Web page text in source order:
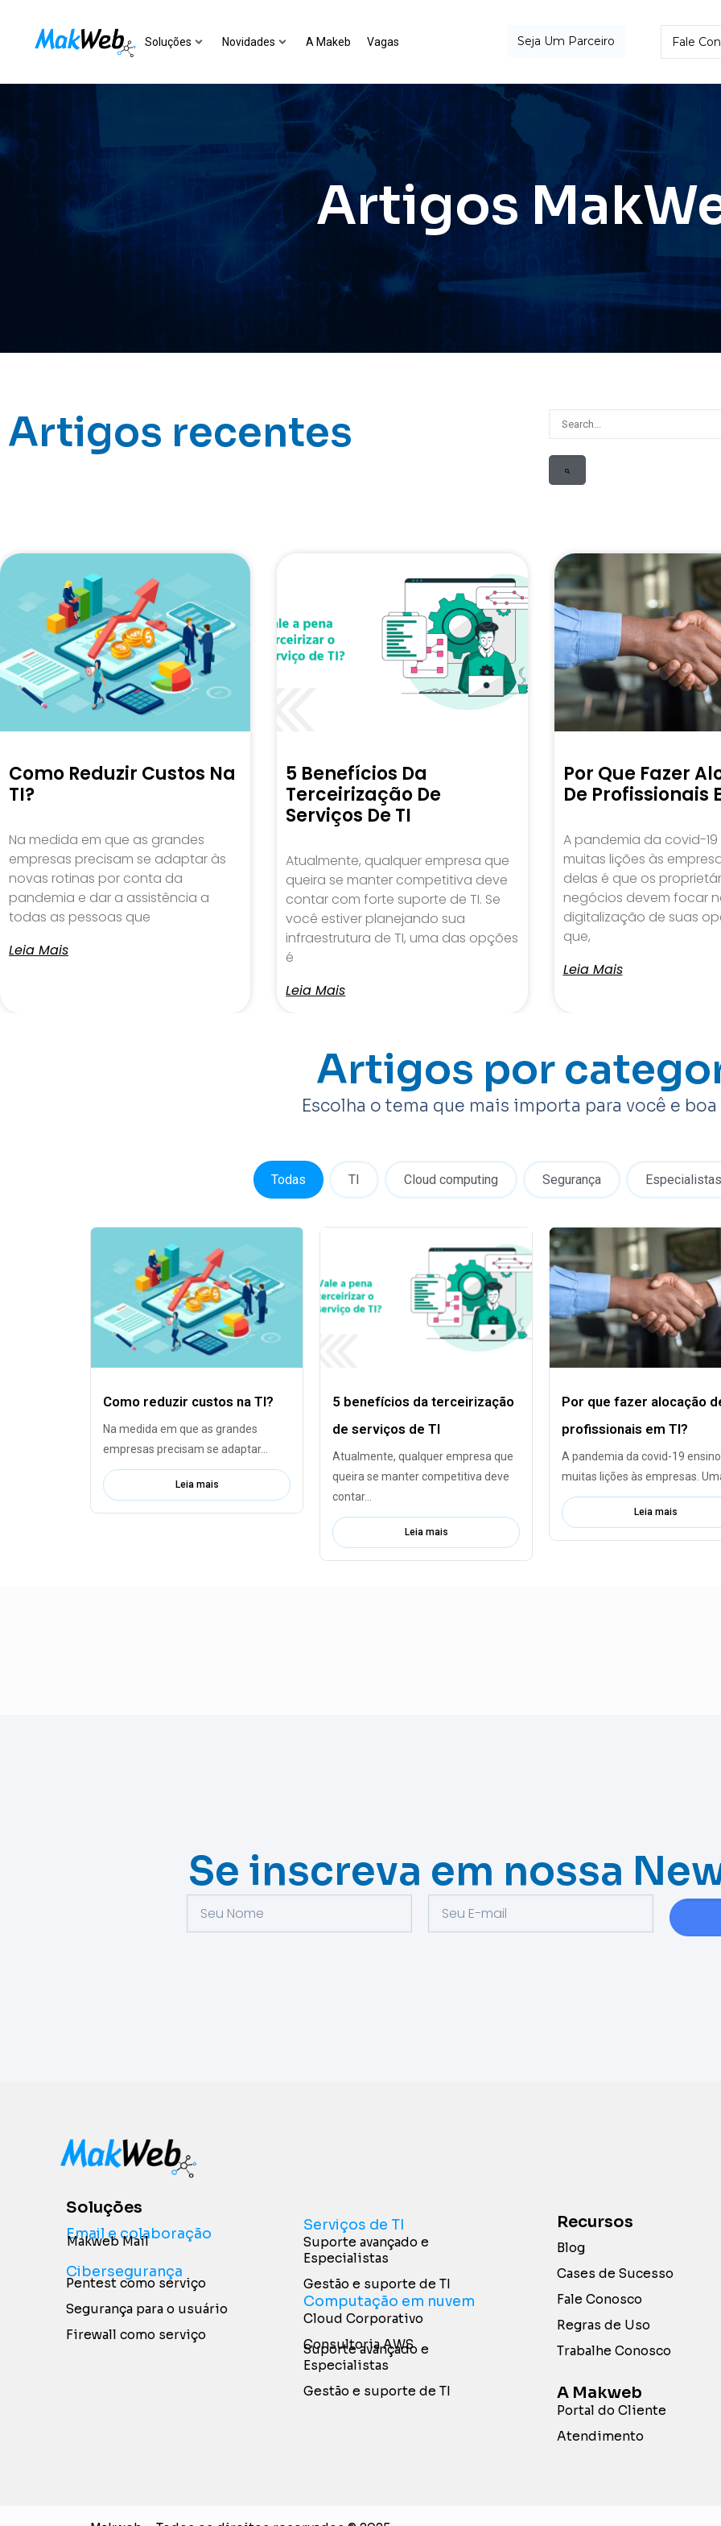
Soluções Novidades A Makeb Vagas Seja Um Parceiro Fale
Artigos
Artigos recentes
Como Reduzir Custos Na
TI?
Na medida em que as grandes
empresas precisam se adaptar às
novas rotinas por conta da
pandemia e dar a assistência a
todas as pessoas que
Leia Mais
5 Benefícios Da
Terceirização De
Serviços De TI
Atualmente, qualquer empresa que
queira se manter competitiva deve
contar com forte suporte de TI. Se
você estiver planejando sua
infraestrutura de TI, uma das opções
é
Leia Mais
Por Que Fazer
De Profissionais
A pandemia da covid-19
muitas lições às
delas é que os
negócios devem focar
digitalização de suas
que,
Leia Mais
Artigos por
Escolha o tema que mais importa para você e
Todas TI Cloud computing Segurança Especialistas
Como reduzir custos na TI?
Na medida em que as grandes
empresas precisam se adaptar...
Leia mais
5 benefícios da terceirização
de serviços de TI
Atualmente, qualquer empresa que
queira se manter competitiva deve
contar...
Leia mais
Por que fazer alocação
profissionais em TI?
A pandemia da covid-19
muitas lições às empresas.
Leia mais
Se inscreva em nossa
Soluções
Email e colaboração
Makweb Mail
Cibersegurança
Pentest como serviço
Segurança para o usuário
Firewall como serviço
Serviços de TI
Suporte avançado e
Especialistas
Gestão e suporte de TI
Computação em nuvem
Cloud Corporativo
Consultoria AWS
Suporte avançado e
Especialistas
Gestão e suporte de TI
Recursos
Blog
Cases de Sucesso
Fale Conosco
Regras de Uso
Trabalhe Conosco
A Makweb
Portal do Cliente
Atendimento